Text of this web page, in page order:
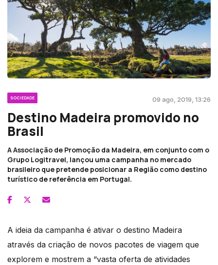
SOCIEDADE 09 ago, 2019, 13:26
Destino Madeira promovido no
Brasil
A Associação de Promoção da Madeira, em conjunto com o
Grupo Logitravel, lançou uma campanha no mercado
brasileiro que pretende posicionar a Região como destino
turístico de referência em Portugal.
A ideia da campanha é ativar o destino Madeira
através da criação de novos pacotes de viagem que
explorem e mostrem a “vasta oferta de atividades